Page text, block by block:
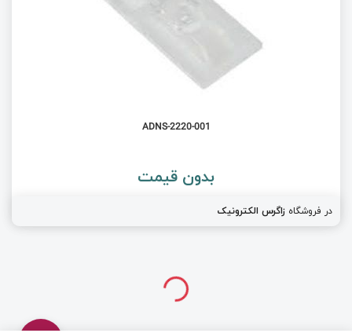
ADNS-2220-001
بدون قیمت
در فروشگاه زاگرس الکترونیک